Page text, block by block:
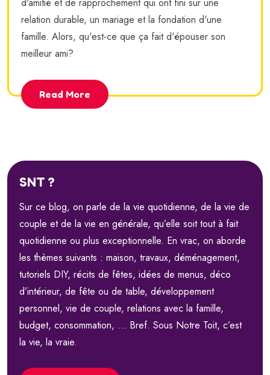
relation durable, un mariage et la fondation d'une
famille. Alors, qu'est-ce que ça fait d'épouser son
meilleur ami?
Read More
SNT ?
Sur ce blog, on parle de la vie quotidienne, de la vie de
couple et de la vie en générale, qu’elle soit tout à fait
quotidienne ou plus exceptionnelle. En vrac, on aborde
les thèmes suivants : maison, travaux, déménagement,
tutoriels DIY, récits de fêtes, idées de menus, déco
d’intérieur, de fête ou de table, développement
personnel, vie de couple, relations avec la famille,
budget, consommation, … Bref. Sous Notre Toit, c’est
la vie, la vraie.